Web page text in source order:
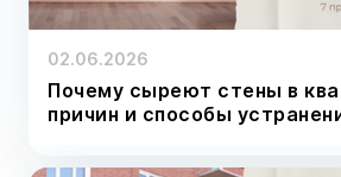
02.06.2026
Почему сыреют стены в
причин и способы